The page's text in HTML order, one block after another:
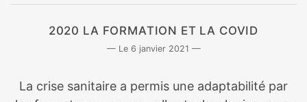
2020 LA FORMATION ET LA COVID
6 janvier 2021
La crise sanitaire a permis une adaptabilité par